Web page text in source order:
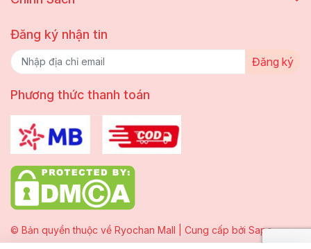
Đăng ký nhận tin
Đăng ký
Phương thức thanh toán
© Bản quyền thuộc về Ryochan Mall | Cung cấp bởi Sapo